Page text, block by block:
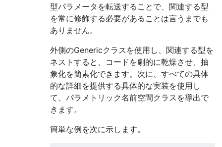
型パラメータを転送することで、関連する型
を常に修飾する必要があることは言うまでも
ありません。
外側のGenericクラスを使用し、関連する型を
ネストすると、コードを劇的に乾燥させ、抽
象化を簡素化できます。次に、すべての具体
的な詳細を提供する具体的な実装を使用し
て、パラメトリック名前空間クラスを導出で
きます。
簡単な例を次に示します。